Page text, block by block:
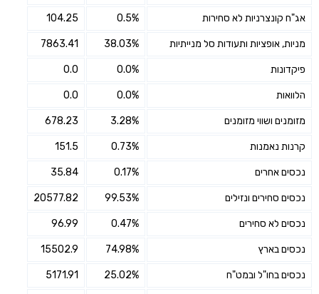
אג"ח קונצרניות לא סחירות 0.5%
104.25
מניות, אופציות ותעודות סל מנייתיות 38.03%
7863.41
פיקדונות 0.0%
0.0
הלוואות 0.0%
0.0
מזומנים ושווי מזומנים 3.28%
678.23
קרנות נאמנות 0.73%
151.5
נכסים אחרים 0.17%
35.84
נכסים סחירים ונזילים 99.53%
20577.82
נכסים לא סחירים 0.47%
96.99
נכסים בארץ 74.98%
15502.9
נכסים בחו"ל ובמט"ח 25.02%
5171.91